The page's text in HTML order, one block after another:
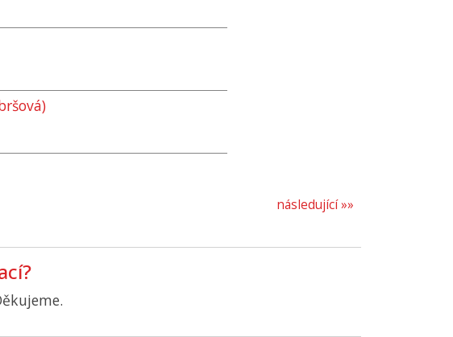
následující »»